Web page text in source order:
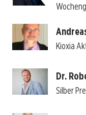
Kioxia
Dr.
Silber